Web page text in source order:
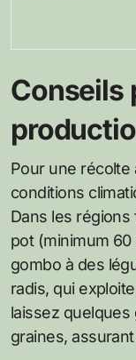
Conseils
Pour une récolte
conditions
Dans les
pot (minimum
gombo à des
radis, qui
laissez
graines,